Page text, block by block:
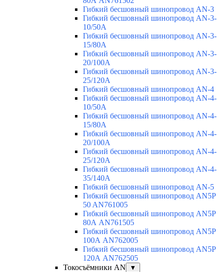
Гибкий бесшовный шинопровод AN-3
Гибкий бесшовный шинопровод AN-3-
10/50A
Гибкий бесшовный шинопровод AN-3-
15/80A
Гибкий бесшовный шинопровод AN-3-
20/100A
Гибкий бесшовный шинопровод AN-3-
25/120A
Гибкий бесшовный шинопровод AN-4
Гибкий бесшовный шинопровод AN-4-
10/50A
Гибкий бесшовный шинопровод AN-4-
15/80A
Гибкий бесшовный шинопровод AN-4-
20/100A
Гибкий бесшовный шинопровод AN-4-
25/120A
Гибкий бесшовный шинопровод AN-4-
35/140A
Гибкий бесшовный шинопровод AN-5
Гибкий бесшовный шинопровод AN5P
50 AN761005
Гибкий бесшовный шинопровод AN5P
80А AN761505
Гибкий бесшовный шинопровод AN5P
100А AN762005
Гибкий бесшовный шинопровод AN5P
120А AN762505
Токосъёмники AN
▼